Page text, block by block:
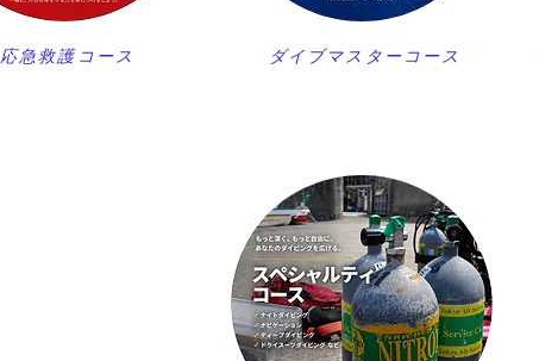
​応急救護コース ダイブマスターコース